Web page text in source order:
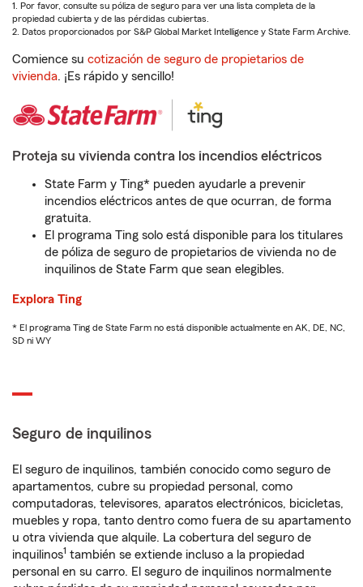
1. Por favor, consulte su póliza de seguro para ver una lista completa de la
propiedad cubierta y de las pérdidas cubiertas.
2. Datos proporcionados por S&P Global Market Intelligence y State Farm Archive.
Comience su cotización de seguro de propietarios de
vivienda. ¡Es rápido y sencillo!
Proteja su vivienda contra los incendios eléctricos
State Farm y Ting* pueden ayudarle a prevenir
incendios eléctricos antes de que ocurran, de forma
gratuita.
El programa Ting solo está disponible para los titulares
de póliza de seguro de propietarios de vivienda no de
inquilinos de State Farm que sean elegibles.
Explora Ting
* El programa Ting de State Farm no está disponible actualmente en AK, DE, NC,
SD ni WY
Seguro de inquilinos
El seguro de inquilinos, también conocido como seguro de
apartamentos, cubre su propiedad personal, como
computadoras, televisores, aparatos electrónicos, bicicletas,
muebles y ropa, tanto dentro como fuera de su apartamento
u otra vivienda que alquile. La cobertura del seguro de
inquilinos1 también se extiende incluso a la propiedad
personal en su carro. El seguro de inquilinos normalmente